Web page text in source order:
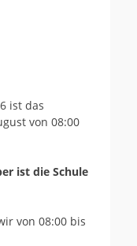
ist das
von 08:00
ist die Schule
von 08:00 bis